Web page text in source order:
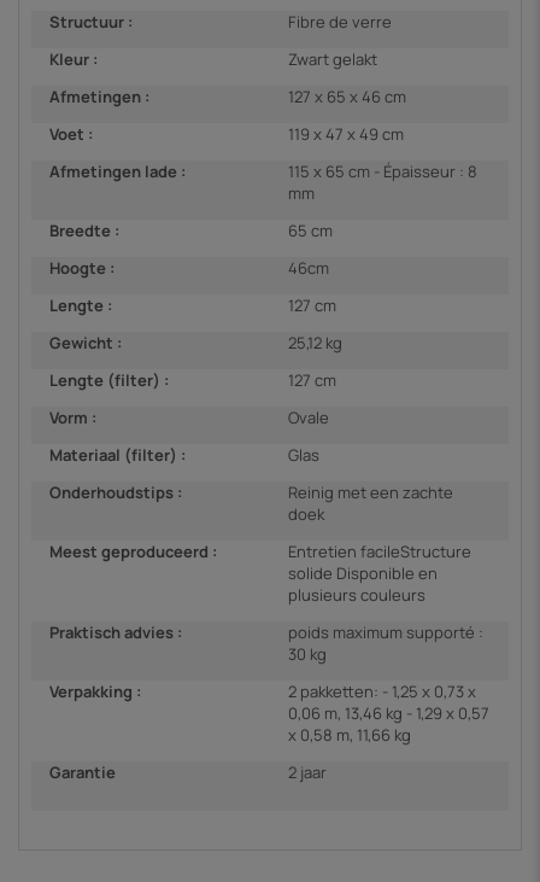
Structuur :
Fibre de verre
Kleur :
Zwart gelakt
Afmetingen :
127 x 65 x 46 cm
Voet :
119 x 47 x 49 cm
Afmetingen lade :
115 x 65 cm - Épaisseur : 8
mm
Breedte :
65 cm
Hoogte :
46cm
Lengte :
127 cm
Gewicht :
25,12 kg
Lengte (filter) :
127 cm
Vorm :
Ovale
Materiaal (filter) :
Glas
Onderhoudstips :
Reinig met een zachte
doek
Meest geproduceerd :
Entretien facileStructure
solide Disponible en
plusieurs couleurs
Praktisch advies :
poids maximum supporté :
30 kg
Verpakking :
2 pakketten: - 1,25 x 0,73 x
0,06 m, 13,46 kg - 1,29 x 0,57
x 0,58 m, 11,66 kg
Garantie
2 jaar